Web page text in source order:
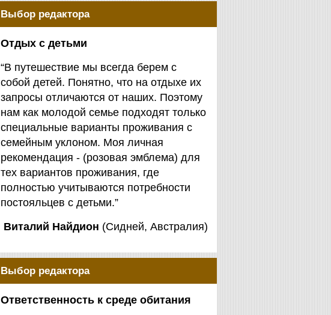
Выбор редактора
Отдых с детьми
“В путешествие мы всегда берем с
собой детей. Понятно, что на отдыхе их
запросы отличаются от наших. Поэтому
нам как молодой семье подходят только
специальные варианты проживания с
семейным уклоном. Моя личная
рекомендация - (розовая эмблема) для
тех вариантов проживания, где
полностью учитываются потребности
постояльцев с детьми.”
Виталий Найдион (Сидней, Австралия)
Выбор редактора
Ответственность к среде обитания